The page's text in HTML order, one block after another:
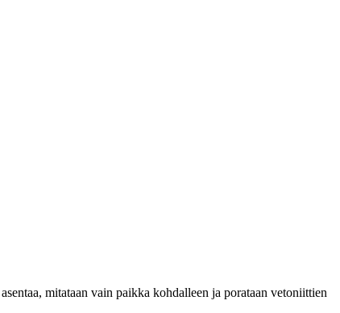
mitataan vain paikka kohdalleen ja porataan vetoniittien